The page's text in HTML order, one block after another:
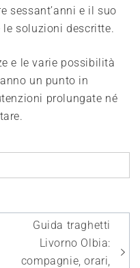
sessant’anni e il suo
soluzioni descritte.
e le varie possibilità
un punto in
prolungate né
Guida traghetti
Livorno Olbia:
compagnie, orari,